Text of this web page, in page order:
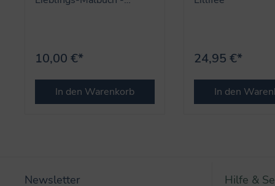
10,00 €*
In den Warenkorb
24,95 €*
In den
Newsletter Hilfe &